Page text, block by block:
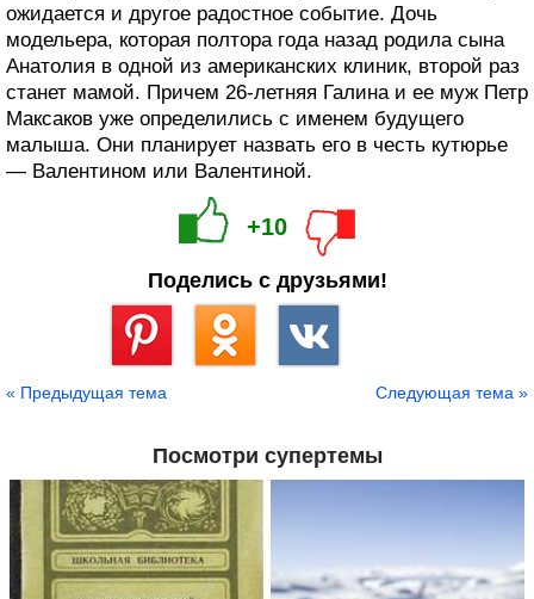
ожидается и другое радостное событие. Дочь
модельера, которая полтора года назад родила сына
Анатолия в одной из американских клиник, второй раз
станет мамой. Причем 26-летняя Галина и ее муж Петр
Максаков уже определились с именем будущего
малыша. Они планирует назвать его в честь кутюрье
— Валентином или Валентиной.
+10
Поделись с друзьями!
« Предыдущая тема Следующая тема »
Посмотри супертемы